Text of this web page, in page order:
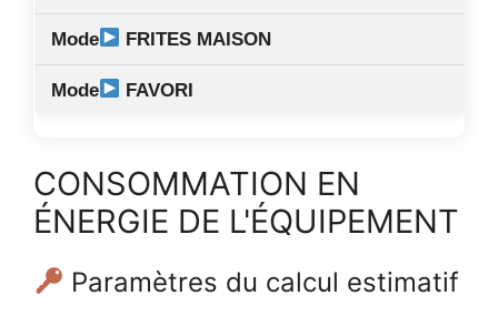
FRITES MAISON
FAVORI
CONSOMMATION EN
ÉNERGIE DE L'ÉQUIPEMENT
Paramètres du calcul estimatif